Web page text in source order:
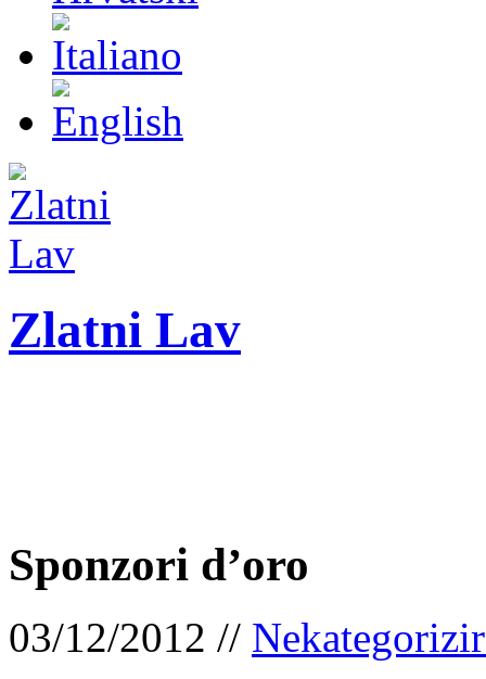
Zlatni Lav
Sponzori d’oro
03/12/2012 //